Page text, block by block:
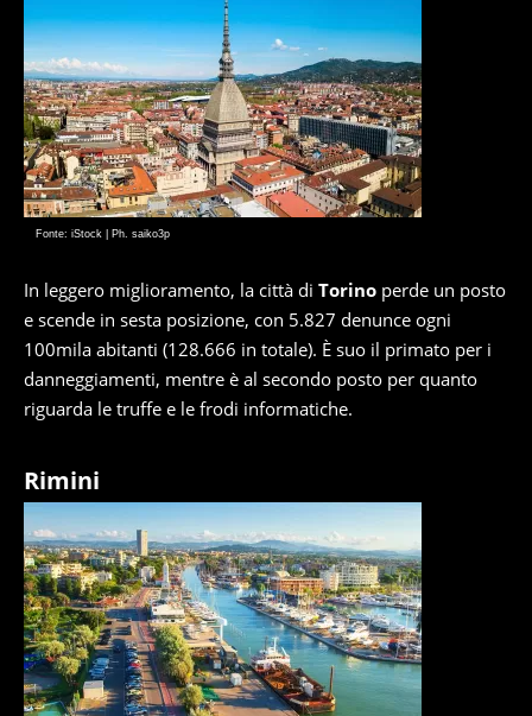
Fonte: iStock | Ph. saiko3p
In leggero miglioramento, la città di Torino perde un posto
e scende in sesta posizione, con 5.827 denunce ogni
100mila abitanti (128.666 in totale). È suo il primato per i
danneggiamenti, mentre è al secondo posto per quanto
riguarda le truffe e le frodi informatiche.
Rimini